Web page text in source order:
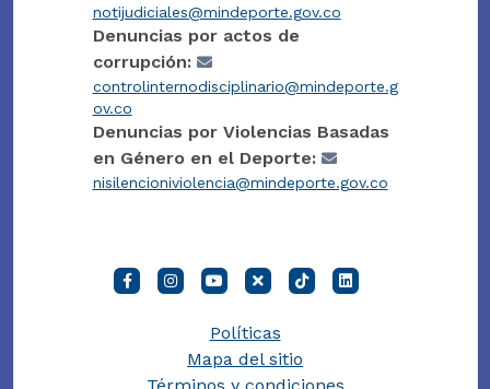
notijudiciales@mindeporte.gov.co
Denuncias por actos de
corrupción:
controlinternodisciplinario@mindeporte.g
ov.co
Denuncias por Violencias Basadas
en Género en el Deporte:
nisilencioniviolencia@mindeporte.gov.co
Políticas
Mapa del sitio